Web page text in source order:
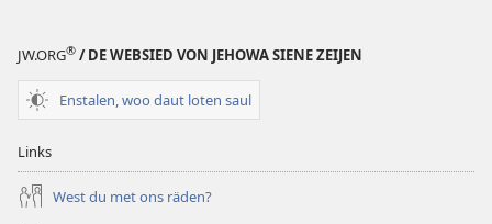
Frint
Oabeitsbläda
JW.ORG® / DE WEBSIED VON JEHOWA SIENE ZEIJEN
Enstalen, woo daut loten saul
Links
West du met ons räden?